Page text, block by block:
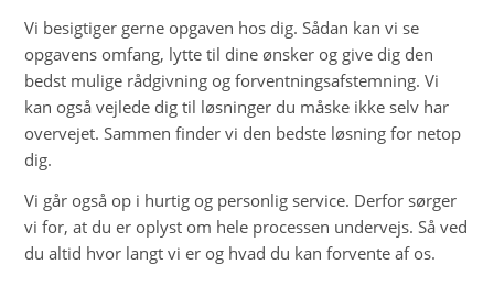
Vi besigtiger gerne opgaven hos dig. Sådan kan vi se
opgavens omfang, lytte til dine ønsker og give dig den
bedst mulige rådgivning og forventningsafstemning. Vi
kan også vejlede dig til løsninger du måske ikke selv har
overvejet. Sammen finder vi den bedste løsning for netop
dig.
Vi går også op i hurtig og personlig service. Derfor sørger
vi for, at du er oplyst om hele processen undervejs. Så ved
du altid hvor langt vi er og hvad du kan forvente af os.